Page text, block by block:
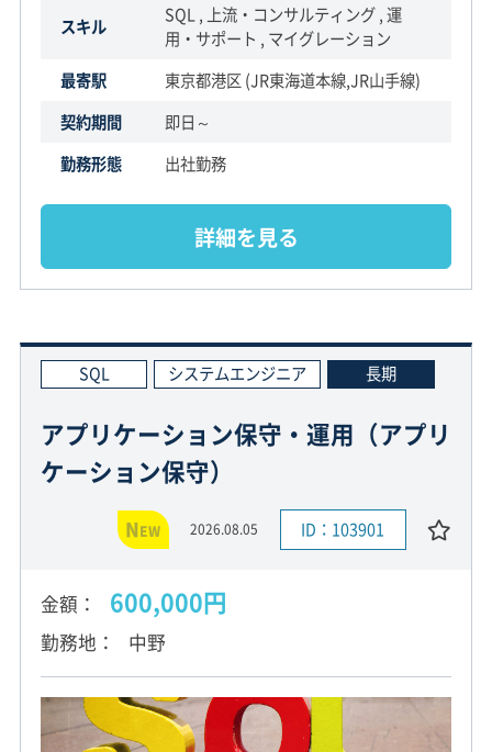
スキル
SQL , 上流・コンサルティング , 運
用・サポート , マイグレーション
最寄駅
東京都港区 (JR東海道本線,JR山手線)
契約期間
即日～
勤務形態
出社勤務
詳細を見る
SQL システムエンジニア 長期
アプリケーション保守・運用（アプリ
ケーション保守）
NEW 2026.08.05 ID：103901
金額 600,000円
勤務地 中野